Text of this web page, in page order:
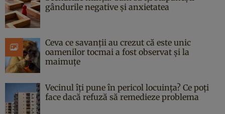
gândurile negative și anxietatea
Ceva ce savanții au crezut că este unic
oamenilor tocmai a fost observat și la
maimuțe
Vecinul îți pune în pericol locuința? Ce poți
face dacă refuză să remedieze problema